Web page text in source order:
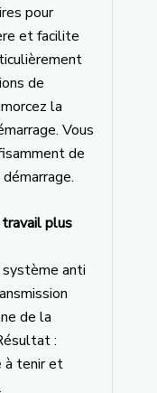
pour
et facilite
de
la
Vous
de
plus
anti
de la
:
tenir et